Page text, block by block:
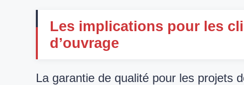
Les implications pour les
d’ouvrage
La garantie de qualité pour les projets